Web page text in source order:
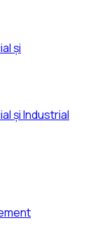
și
și Industrial